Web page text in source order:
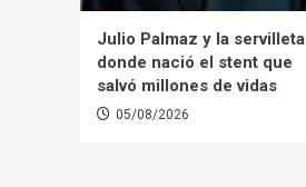
Julio Palmaz y la servilleta
donde nació el stent que
salvó millones de vidas
05/08/2026